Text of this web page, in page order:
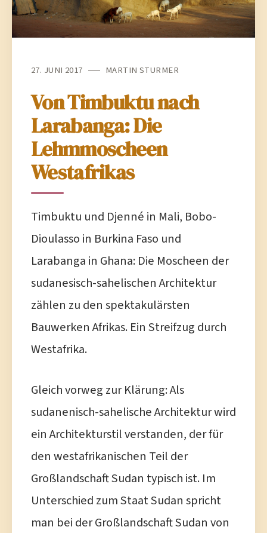
27. JUNI 2017 MARTIN STURMER
Von Timbuktu nach
Larabanga: Die
Lehmmoscheen
Westafrikas
Timbuktu und Djenné in Mali, Bobo-
Dioulasso in Burkina Faso und
Larabanga in Ghana: Die Moscheen der
sudanesisch-sahelischen Architektur
zählen zu den spektakulärsten
Bauwerken Afrikas. Ein Streifzug durch
Westafrika.
Gleich vorweg zur Klärung: Als
sudanenisch-sahelische Architektur wird
ein Architekturstil verstanden, der für
den westafrikanischen Teil der
Großlandschaft Sudan typisch ist. Im
Unterschied zum Staat Sudan spricht
man bei der Großlandschaft Sudan von